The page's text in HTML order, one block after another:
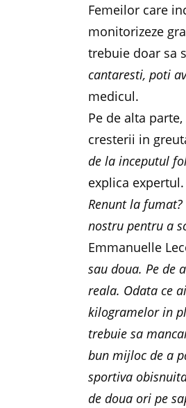
Femeilor care
monitorizeze
trebuie doar sa
cantaresti, poti
medicul.
Pe de alta
cresterii in
de la inceputul
explica
Renunt la
nostru pentru a
Emmanuelle
sau doua. Pe de
reala. Odata ce
kilogramelor in
trebuie sa
bun mijloc de a
sportiva
de doua ori pe